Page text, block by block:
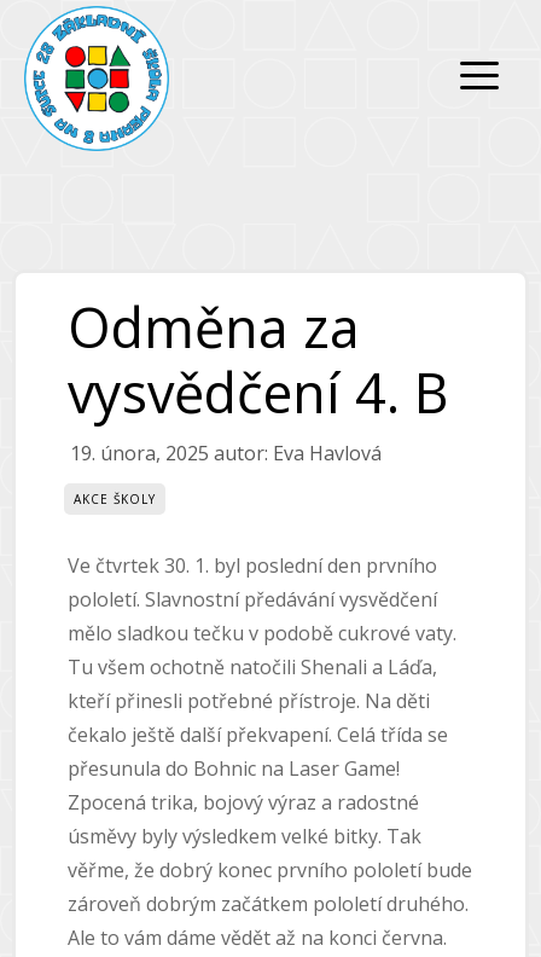
Přeskočit
obsah
Přeskočit
obsah
Odměna za
vysvědčení 4. B
19. února, 2025 autor: Eva Havlová
AKCE ŠKOLY
Ve čtvrtek 30. 1. byl poslední den prvního
pololetí. Slavnostní předávání vysvědčení
mělo sladkou tečku v podobě cukrové vaty.
Tu všem ochotně natočili Shenali a Láďa,
kteří přinesli potřebné přístroje. Na děti
čekalo ještě další překvapení. Celá třída se
přesunula do Bohnic na Laser Game!
Zpocená trika, bojový výraz a radostné
úsměvy byly výsledkem velké bitky. Tak
věřme, že dobrý konec prvního pololetí bude
zároveň dobrým začátkem pololetí druhého.
Ale to vám dáme vědět až na konci června.